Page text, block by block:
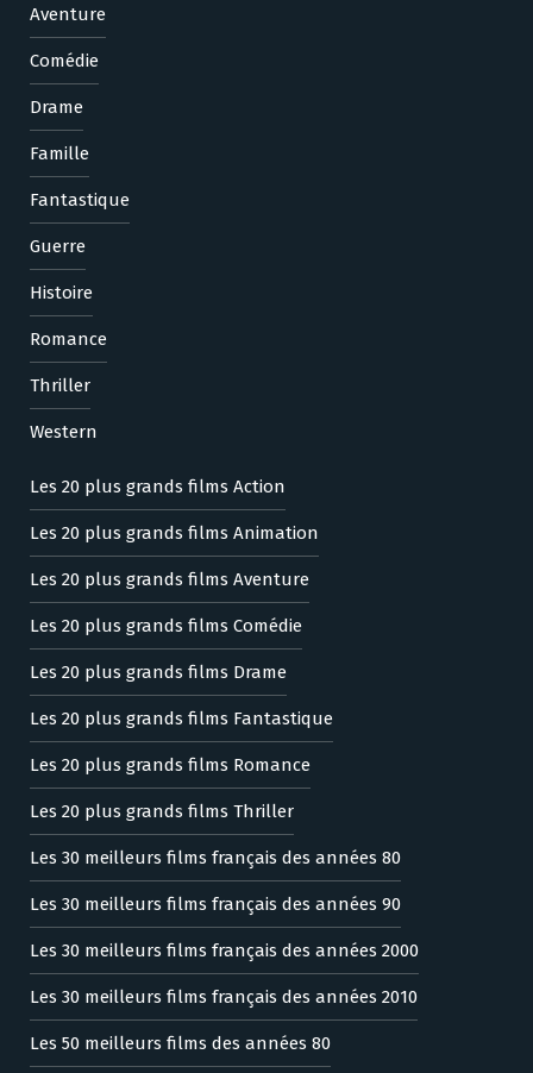
Aventure
Comédie
Drame
Famille
Fantastique
Guerre
Histoire
Romance
Thriller
Western
Les 20 plus grands films Action
Les 20 plus grands films Animation
Les 20 plus grands films Aventure
Les 20 plus grands films Comédie
Les 20 plus grands films Drame
Les 20 plus grands films Fantastique
Les 20 plus grands films Romance
Les 20 plus grands films Thriller
Les 30 meilleurs films français des années 80
Les 30 meilleurs films français des années 90
Les 30 meilleurs films français des années 2000
Les 30 meilleurs films français des années 2010
Les 50 meilleurs films des années 80